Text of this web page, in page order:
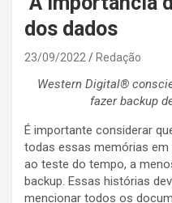
dos dados
23/09/2022 Redação
Western Digital®
fazer backup
É importante considerar
todas essas memórias
ao teste do tempo, a
backup. Essas histórias
mencionar todos os